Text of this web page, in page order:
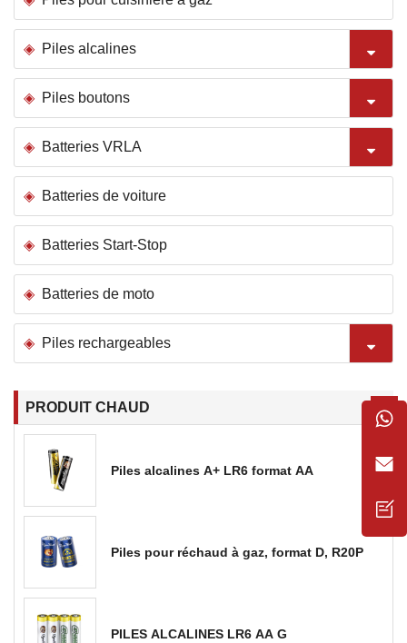
Piles alcalines
Piles boutons
Batteries VRLA
Batteries de voiture
Batteries Start-Stop
Batteries de moto
Piles rechargeables
PRODUIT CHAUD
Piles alcalines A+ LR6 format AA
Piles pour réchaud à gaz, format D, R20P
PILES ALCALINES LR6 AA G